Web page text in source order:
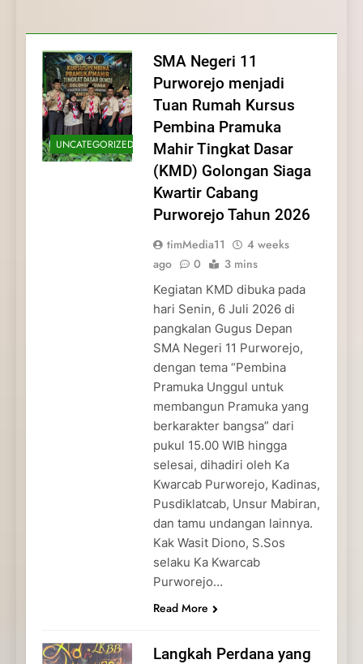
dan Pengabdian Generasi
Pramuka
Pramuka
Kepedulian
UNCATEGORIZED
SMA Negeri 11
Purworejo menjadi
Tuan Rumah Kursus
Pembina Pramuka
Mahir Tingkat Dasar
(KMD) Golongan Siaga
Kwartir Cabang
Purworejo Tahun 2026
timMedia11
4 weeks
ago
0 3 mins
Kegiatan KMD dibuka pada
hari Senin, 6 Juli 2026 di
pangkalan Gugus Depan
SMA Negeri 11 Purworejo,
dengan tema “Pembina
Pramuka Unggul untuk
membangun Pramuka yang
berkarakter bangsa” dari
pukul 15.00 WIB hingga
selesai, dihadiri oleh Ka
Kwarcab Purworejo, Kadinas,
Pusdiklatcab, Unsur Mabiran,
dan tamu undangan lainnya.
Kak Wasit Diono, S.Sos
selaku Ka Kwarcab
Purworejo…
Read More
Langkah Perdana yang